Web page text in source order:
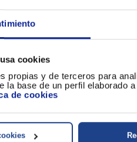
cookies
propias y de terceros para
la base de un perfil elaborado
de cookies